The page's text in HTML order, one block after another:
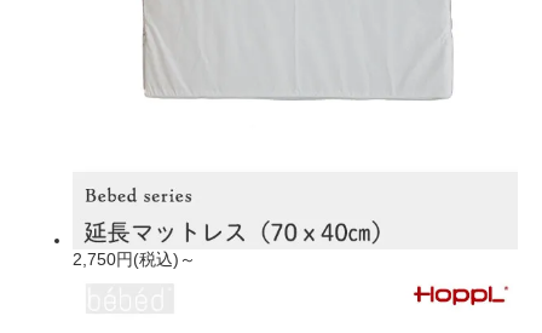
2,750円(税込)～